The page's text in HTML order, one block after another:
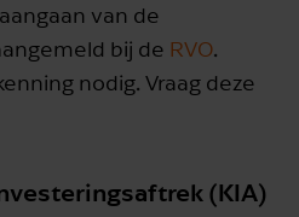
van de
bij de RVO.
nodig. Vraag deze
(KIA)